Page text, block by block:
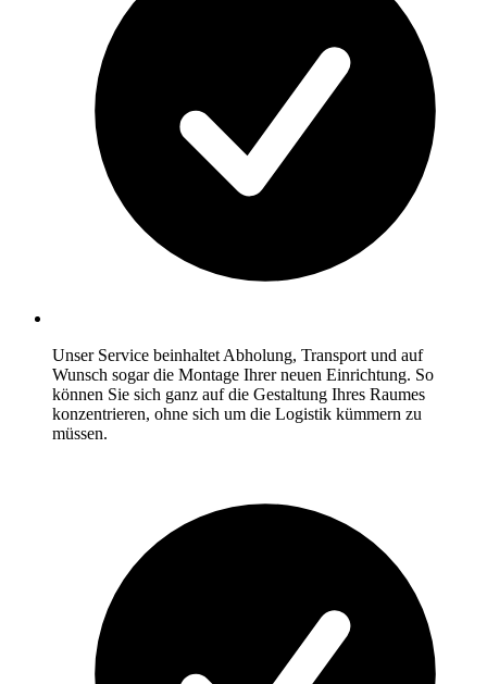
Unser Service beinhaltet Abholung, Transport und auf
Wunsch sogar die Montage Ihrer neuen Einrichtung. So
können Sie sich ganz auf die Gestaltung Ihres Raumes
konzentrieren, ohne sich um die Logistik kümmern zu
müssen.